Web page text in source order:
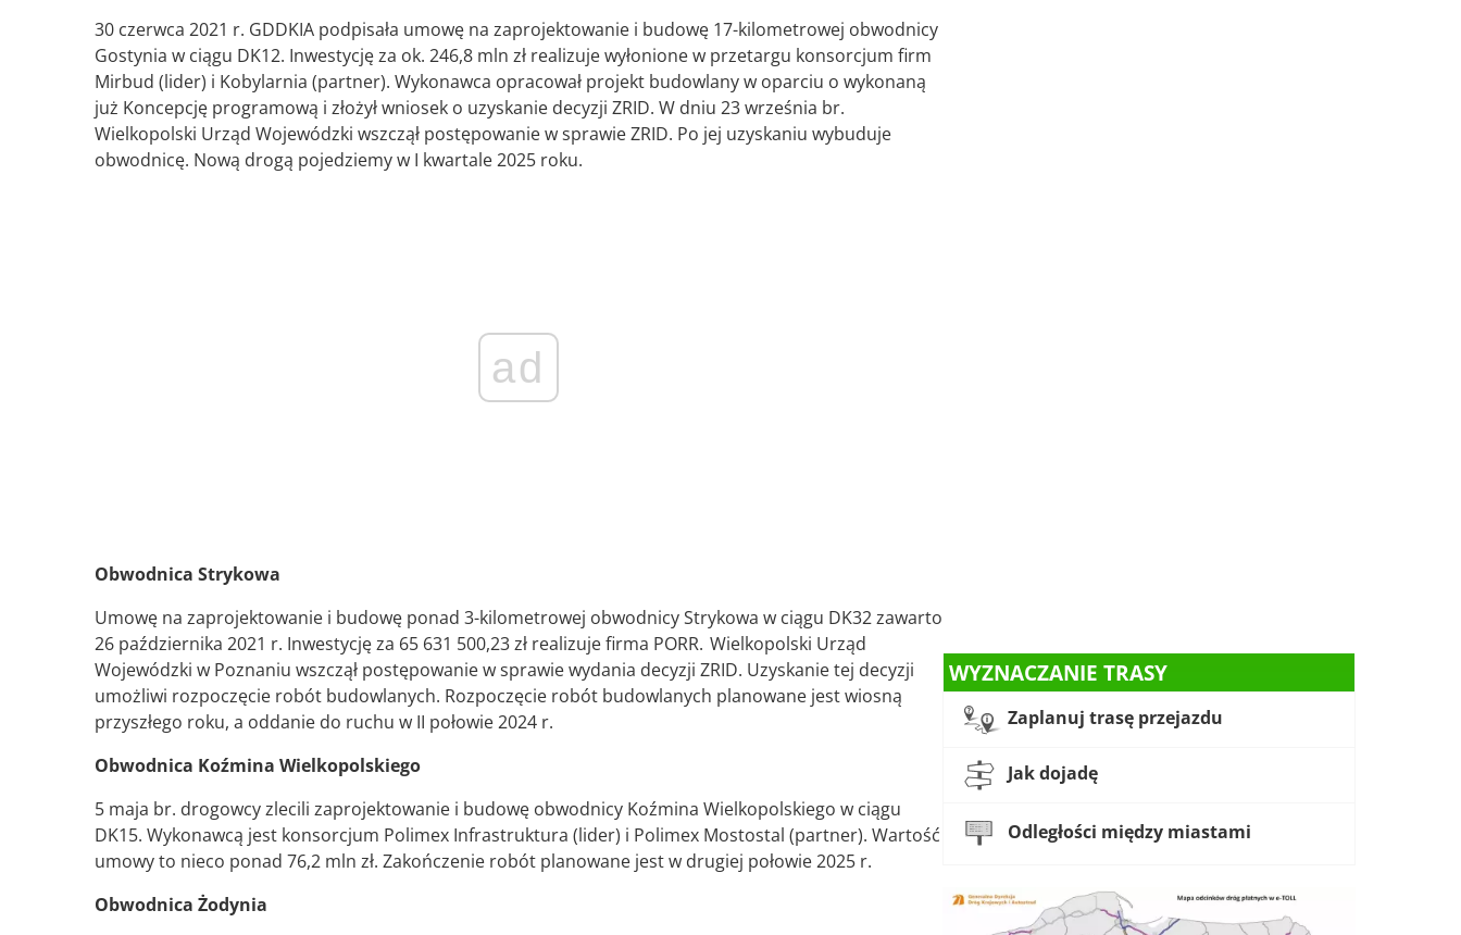
30 czerwca 2021 r. GDDKIA podpisała umowę na zaprojektowanie i budowę 17-kilometrowej obwodnicy
Gostynia w ciągu DK12. Inwestycję za ok. 246,8 mln zł realizuje wyłonione w przetargu konsorcjum firm
Mirbud (lider) i Kobylarnia (partner). Wykonawca opracował projekt budowlany w oparciu o wykonaną
już Koncepcję programową i złożył wniosek o uzyskanie decyzji ZRID. W dniu 23 września br.
Wielkopolski Urząd Wojewódzki wszczął postępowanie w sprawie ZRID. Po jej uzyskaniu wybuduje
obwodnicę. Nową drogą pojedziemy w I kwartale 2025 roku.
ad
Obwodnica Strykowa
Umowę na zaprojektowanie i budowę ponad 3-kilometrowej obwodnicy Strykowa w ciągu DK32 zawarto
26 października 2021 r. Inwestycję za 65 631 500,23 zł realizuje firma PORR. Wielkopolski Urząd
Wojewódzki w Poznaniu wszczął postępowanie w sprawie wydania decyzji ZRID. Uzyskanie tej decyzji
umożliwi rozpoczęcie robót budowlanych. Rozpoczęcie robót budowlanych planowane jest wiosną
przyszłego roku, a oddanie do ruchu w II połowie 2024 r.
Obwodnica Koźmina Wielkopolskiego
5 maja br. drogowcy zlecili zaprojektowanie i budowę obwodnicy Koźmina Wielkopolskiego w ciągu
DK15. Wykonawcą jest konsorcjum Polimex Infrastruktura (lider) i Polimex Mostostal (partner). Wartość
umowy to nieco ponad 76,2 mln zł. Zakończenie robót planowane jest w drugiej połowie 2025 r.
Obwodnica Żodynia
WYZNACZANIE TRASY
Zaplanuj trasę przejazdu
Jak dojadę
Odległości między miastami